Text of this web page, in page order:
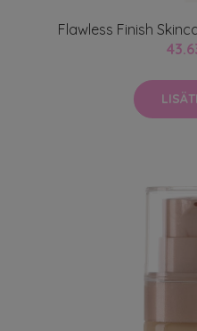
Flawless Finish